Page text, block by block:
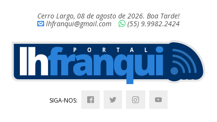
Cerro Largo, 08 de agosto de 2026. Boa Tarde!
lhfranqui@gmail.com
(55) 9.9982.2424
SIGA-NOS: